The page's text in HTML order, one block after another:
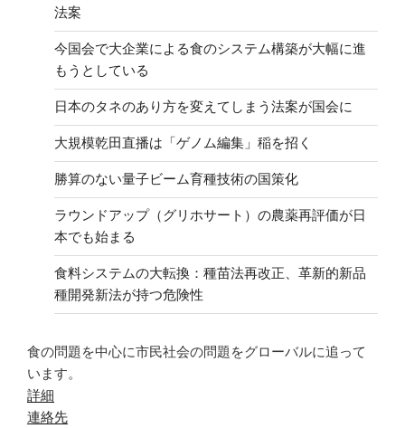
法案
今国会で大企業による食のシステム構築が大幅に進
もうとしている
日本のタネのあり方を変えてしまう法案が国会に
大規模乾田直播は「ゲノム編集」稲を招く
勝算のない量子ビーム育種技術の国策化
ラウンドアップ（グリホサート）の農薬再評価が日
本でも始まる
食料システムの大転換：種苗法再改正、革新的新品
種開発新法が持つ危険性
食の問題を中心に市民社会の問題をグローバルに追って
います。
詳細
連絡先